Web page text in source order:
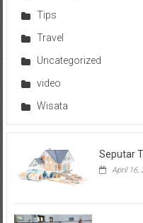
Tips
Travel
Uncategorized
video
Wisata
Seputar
April 16,